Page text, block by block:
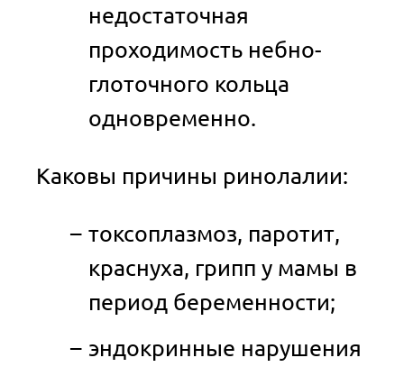
недостаточная
проходимость небно-
глоточного кольца
одновременно.
Каковы причины ринолалии:
токсоплазмоз, паротит,
краснуха, грипп у мамы в
период беременности;
эндокринные нарушения